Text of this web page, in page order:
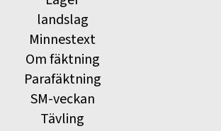
landslag
Minnestext
Om fäktning
Parafäktning
SM-veckan
Tävling